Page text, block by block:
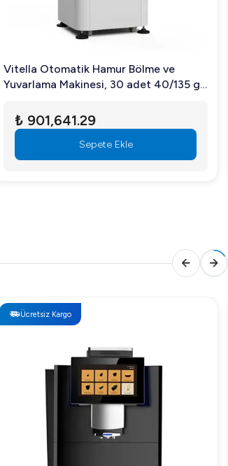
Vitella Otomatik Hamur Bölme ve
Yuvarlama Makinesi, 30 adet 40/135 gr
₺ 901,641.29
Sepete Ekle
Ücretsiz Kargo